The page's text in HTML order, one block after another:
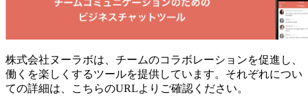
株式会社ヌーラボは、チームのコラボレーションを促進し、
働くを楽しくするツールを提供しています。それぞれについ
ての詳細は、こちらのURLよりご確認ください。